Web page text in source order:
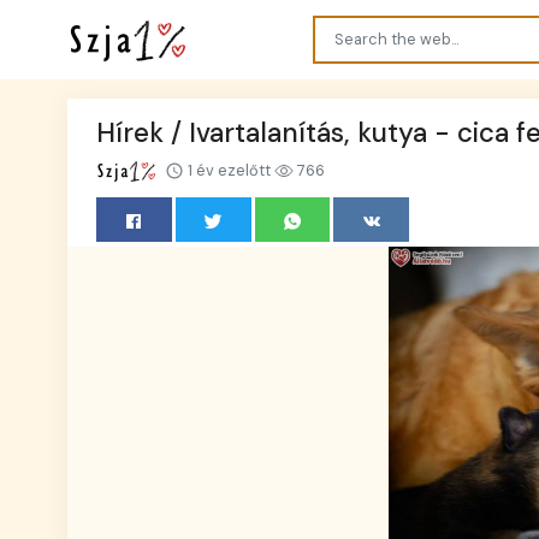
Hírek / Ivartalanítás, kutya - cica
1 év ezelőtt 766